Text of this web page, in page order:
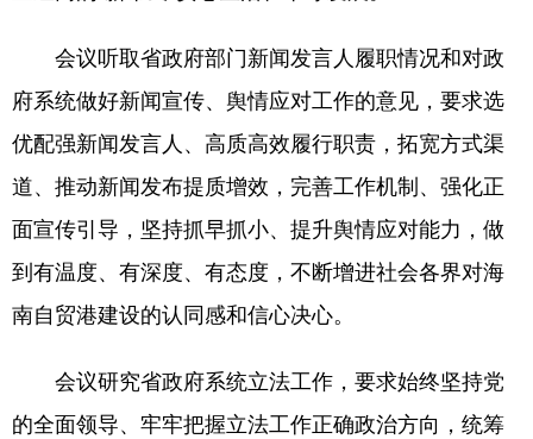
会议听取省政府部门新闻发言人履职情况和对政
府系统做好新闻宣传、舆情应对工作的意见，要求选
优配强新闻发言人、高质高效履行职责，拓宽方式渠
道、推动新闻发布提质增效，完善工作机制、强化正
面宣传引导，坚持抓早抓小、提升舆情应对能力，做
到有温度、有深度、有态度，不断增进社会各界对海
南自贸港建设的认同感和信心决心。
会议研究省政府系统立法工作，要求始终坚持党
的全面领导、牢牢把握立法工作正确政治方向，统筹